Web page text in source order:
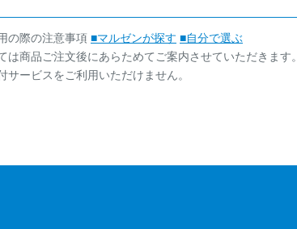
の際の注意事項 ■マルゼンが探す ■自分で選ぶ
は商品ご注文後にあらためてご案内させていただきます。
サービスをご利用いただけません。